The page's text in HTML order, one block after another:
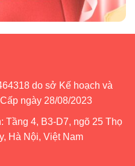
do sở Kế hoạch và
ngày 28/08/2023
Tầng 4, B3-D7, ngõ 25 Thọ
Hà Nội, Việt Nam